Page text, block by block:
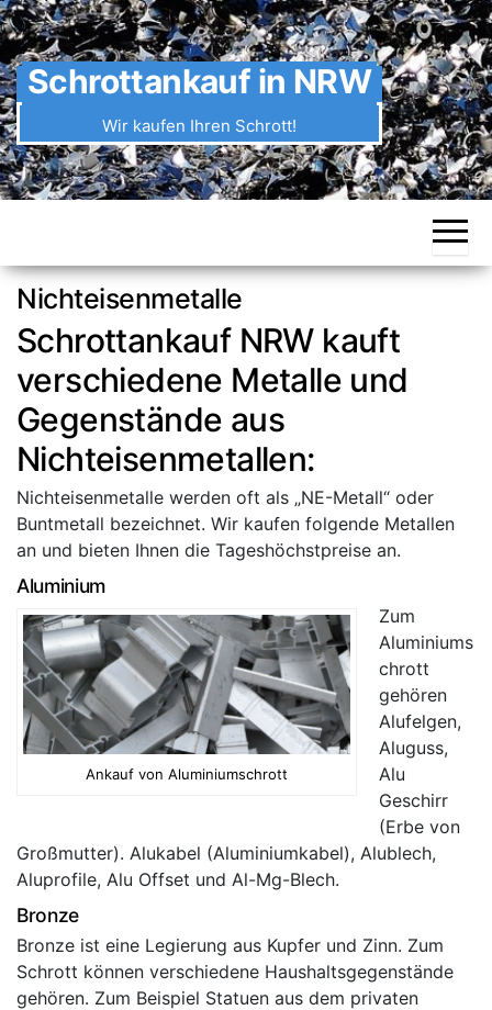
Zum
Inhalt
springen
Schrottankauf in NRW
Wir kaufen Ihren Schrott!
Nichteisenmetalle
Schrottankauf NRW kauft
verschiedene Metalle und
Gegenstände aus
Nichteisenmetallen:
Nichteisenmetalle werden oft als „NE-Metall“ oder
Buntmetall bezeichnet. Wir kaufen folgende Metallen
an und bieten Ihnen die Tageshöchstpreise an.
Aluminium
Ankauf von Aluminiumschrott
Zum
Aluminiums
chrott
gehören
Alufelgen,
Aluguss,
Alu
Geschirr
(Erbe von
Großmutter). Alukabel (Aluminiumkabel), Alublech,
Aluprofile, Alu Offset und Al-Mg-Blech.
Bronze
Bronze ist eine Legierung aus Kupfer und Zinn. Zum
Schrott können verschiedene Haushaltsgegenstände
gehören. Zum Beispiel Statuen aus dem privaten